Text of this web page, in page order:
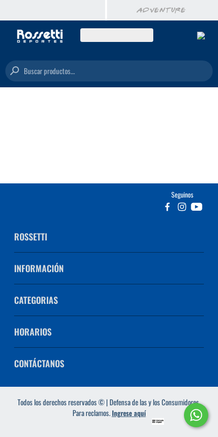
Buscar productos...
Seguinos
ROSSETTI
INFORMACIÓN
CATEGORIAS
HORARIOS
CONTÁCTANOS
Todos los derechos reservados © | Defensa de las y los Consumidores.
Para reclamos.Ingrese aquí